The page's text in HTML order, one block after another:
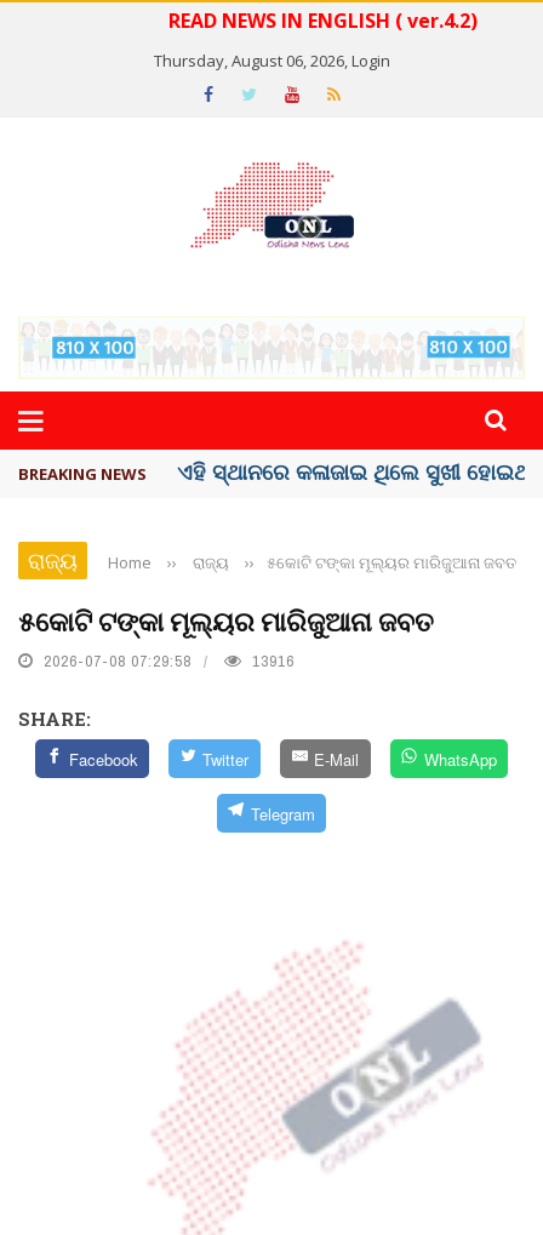
READ NEWS IN ENGLISH ( ver.4.2)
Thursday, August 06, 2026,Login
BREAKING NEWS ଦେଶରେ ପ୍ଲାଷ୍ଟିକ୍ ନୋଟ୍‌ ପ୍ରଚଳନ ...
ରାଜ୍ୟ Home ›› ରାଜ୍ୟ ›› ୫କୋଟି ଟଙ୍କା ମୂଲ୍ୟର ମାରିଜୁଆନା ଜବତ
୫କୋଟି ଟଙ୍କା ମୂଲ୍ୟର ମାରିଜୁଆନା ଜବତ
2026-07-08 07:29:58 13916
SHARE:
Facebook Twitter E-Mail WhatsApp
Telegram